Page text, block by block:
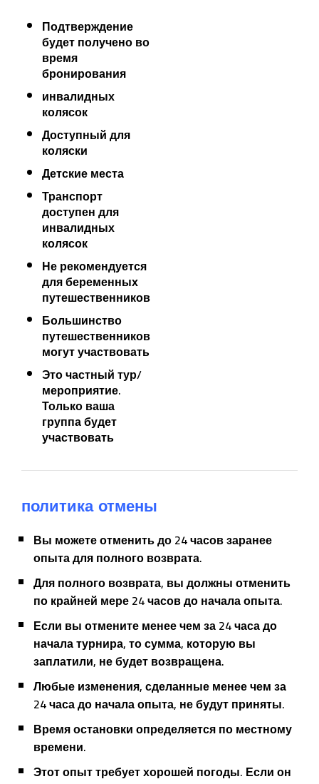
Подтверждение
будет получено во
время
бронирования
инвалидных
колясок
Доступный для
коляски
Детские места
Транспорт
доступен для
инвалидных
колясок
Не рекомендуется
для беременных
путешественников
Большинство
путешественников
могут участвовать
Это частный тур/
мероприятие.
Только ваша
группа будет
участвовать
политика отмены
Вы можете отменить до 24 часов заранее
опыта для полного возврата.
Для полного возврата, вы должны отменить
по крайней мере 24 часов до начала опыта.
Если вы отмените менее чем за 24 часа до
начала турнира, то сумма, которую вы
заплатили, не будет возвращена.
Любые изменения, сделанные менее чем за
24 часа до начала опыта, не будут приняты.
Время остановки определяется по местному
времени.
Этот опыт требует хорошей погоды. Если он